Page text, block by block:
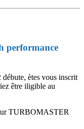
performance
ètes vous inscrit
être iligible au
TURBOMASTER